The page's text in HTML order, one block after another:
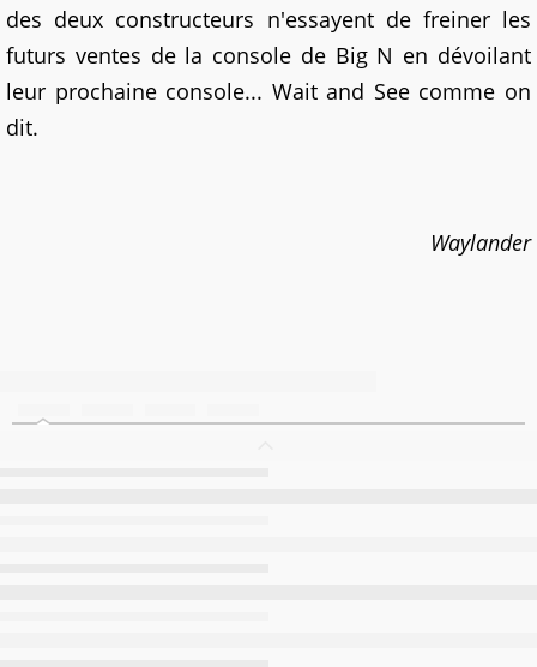
des deux constructeurs n'essayent de freiner les
futurs ventes de la console de Big N en dévoilant
leur prochaine console... Wait and See comme on
dit.
Waylander